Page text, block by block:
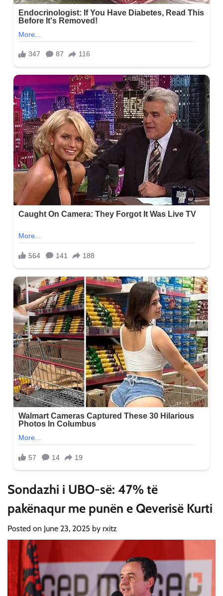
Sondazhi i UBO-së: 47% të
pakënaqur me punën e Qeverisë Kurti
Posted on June 23, 2025 by rxitz